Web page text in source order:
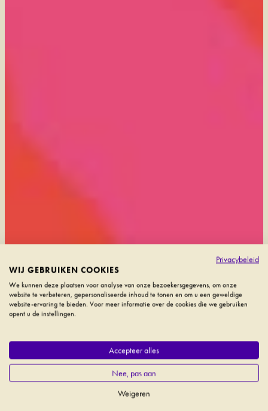
Privacybeleid
WIJ GEBRUIKEN COOKIES
We kunnen deze plaatsen voor analyse van onze bezoekersgegevens, om onze
website te verbeteren, gepersonaliseerde inhoud te tonen en om u een geweldige
website-ervaring te bieden. Voor meer informatie over de cookies die we gebruiken
opent u de instellingen.
Accepteer alles
Nee, pas aan
Weigeren